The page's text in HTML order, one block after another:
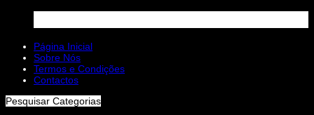
Página Inicial
Sobre Nós
Termos e Condições
Contactos
Pesquisar Categorias